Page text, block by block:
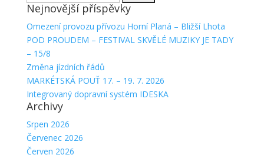
Nejnovější příspěvky
Omezení provozu přívozu Horní Planá – Bližší Lhota
POD PROUDEM – FESTIVAL SKVĚLÉ MUZIKY JE TADY
– 15/8
Změna jízdních řádů
MARKÉTSKÁ POUŤ 17. – 19. 7. 2026
Integrovaný dopravní systém IDESKA
Archivy
Srpen 2026
Červenec 2026
Červen 2026